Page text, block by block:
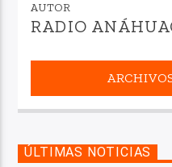
AUTOR
RADIO
ÚLTIMAS NOTICIAS